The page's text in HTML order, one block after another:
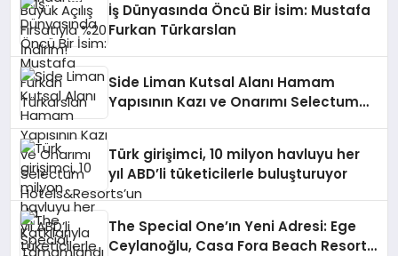
İş Dünyasında Öncü Bir İsim: Mustafa
Furkan Türkarslan
Side Liman Kutsal Alanı Hamam
Yapısının Kazı ve Onarımı Selectum
Türk girişimci, 10 milyon havluyu her
yıl ABD’li tüketicilerle buluşturuyor
The Special One’ın Yeni Adresi: Ege
Ceylanoğlu, Casa Fora Beach Resort